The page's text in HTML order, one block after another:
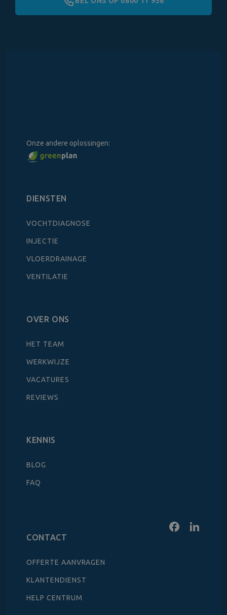
Onze andere oplossingen:
DIENSTEN
VOCHTDIAGNOSE
INJECTIE
VLOERDRAINAGE
VENTILATIE
OVER ONS
HET TEAM
WERKWIJZE
VACATURES
REVIEWS
KENNIS
BLOG
FAQ
CONTACT
OFFERTE AANVRAGEN
KLANTENDIENST
HELP CENTRUM